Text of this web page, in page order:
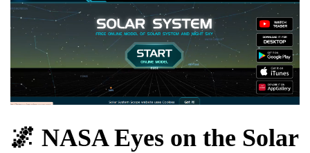
🌌 NASA Eyes on the Solar